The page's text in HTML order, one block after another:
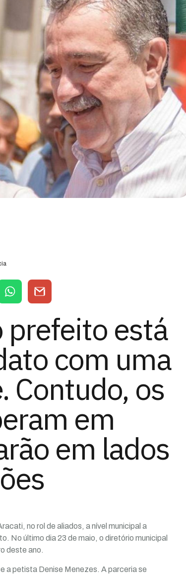
prefeito está
com uma
Contudo, os
em
em lados
no rol de aliados, a nível municipal a
No último dia 23 de maio, o diretório municipal
deste ano.
a petista Denise Menezes. A parceria se